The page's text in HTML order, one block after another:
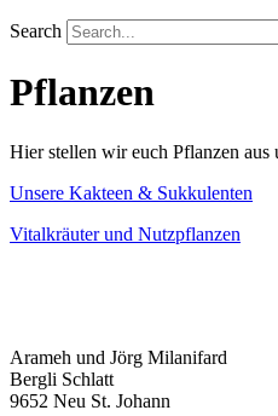
Search
Pflanzen
Hier stellen wir euch Pflanzen aus
Unsere Kakteen & Sukkulenten
Vitalkräuter und Nutzpflanzen
Arameh und Jörg Milanifard
Bergli Schlatt
9652 Neu St. Johann